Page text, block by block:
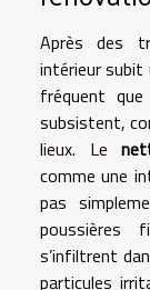
Après des
intérieur
fréquent
subsistent,
lieux. Le
comme une
pas
poussières
s’infiltrent
particules